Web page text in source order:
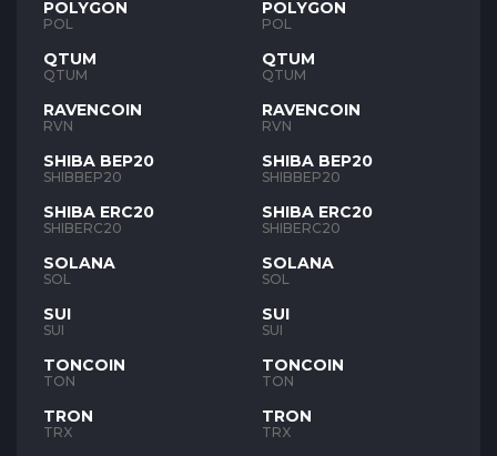
POLYGON
POL
QTUM
QTUM
RAVENCOIN
RVN
SHIBA BEP20
SHIBBEP20
SHIBA ERC20
SHIBERC20
SOLANA
SOL
SUI
SUI
TONCOIN
TON
TRON
TRX
POLYGON
POL
QTUM
QTUM
RAVENCOIN
RVN
SHIBA BEP20
SHIBBEP20
SHIBA ERC20
SHIBERC20
SOLANA
SOL
SUI
SUI
TONCOIN
TON
TRON
TRX